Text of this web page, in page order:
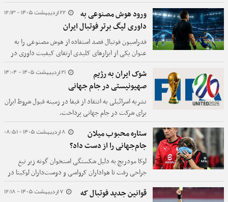
22 اردیبهشت 1405 - 12:13
ورود هوش مصنوعی به
داوری لیگ برتر فوتبال ایران
فدراسیون فوتبال قصد استفاده از هوش مصنوعی را به
عنوان یکی از ابزارهای کلیدی ارتقای کیفیت داوری در
لیگ برتر دارد.
21 اردیبهشت 1405 - 14:04
شوک ایران به رژیم
صهیونیستی در جام جهانی
نشریه اسرائیلی به انتقاد از فیفا در زمینه قبول شروط ایران
برای شرکت در جام جهانی پرداخت.
8 اردیبهشت 1405 - 08:51
ستاره محبوب میلان
جام‌جهانی را از دست داد؟
لوکا مودریچ به دلیل شکستگی استخوان گونه زیر تیغ
جراحی رفت تا هواداران کرواسی و دوست‌داران لوکیتا در
سراسر دنیا‌ در آستانه جام جهانی 2026 شوکه شوند.
7 اردیبهشت 1405 - 12:18
قوانین جدید فوتبال که